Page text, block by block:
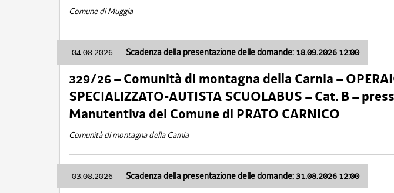
Comune di Muggia
04.08.2026 - Scadenza della presentazione delle domande: 18.09.2026 12:00
329/26 – Comunità di montagna della Carnia –
SPECIALIZZATO-AUTISTA SCUOLABUS – Cat. B –
Manutentiva del Comune di PRATO CARNICO
Comunità di montagna della Carnia
03.08.2026 - Scadenza della presentazione delle domande: 31.08.2026 12:00